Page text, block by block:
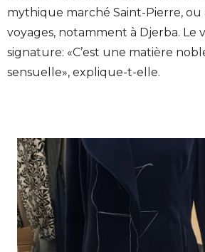
mythique marché Saint-Pierre, ou
voyages, notamment à Djerba. Le
signature: «C’est une matière
sensuelle», explique-t-elle.